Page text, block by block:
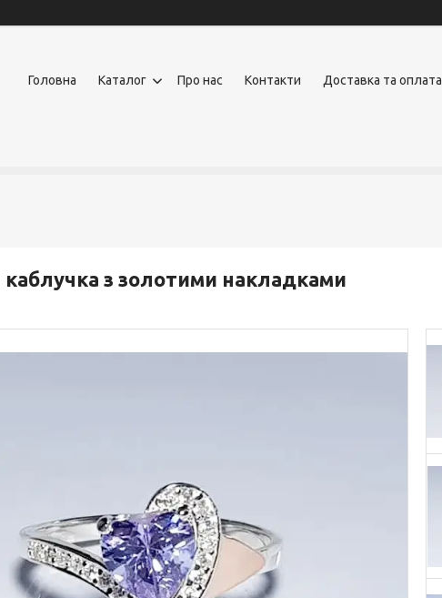
Головна Каталог Про нас Контакти Доставка та оплата
каблучка з золотими накладками